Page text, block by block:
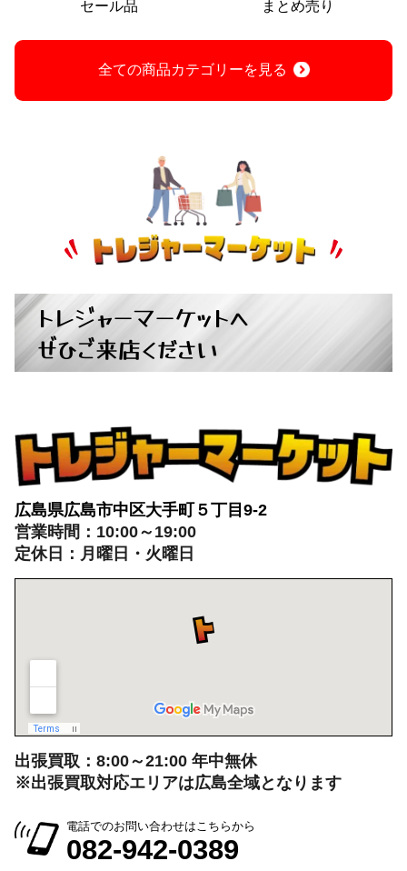
セール品 まとめ売り
全ての商品カテゴリーを見る
トレジャーマーケットへ
ぜひご来店ください
広島県広島市中区大手町５丁目9-2
営業時間：10:00～19:00
定休日：月曜日・火曜日
出張買取：8:00～21:00 年中無休
※出張買取対応エリアは広島全域となります
電話でのお問い合わせはこちらから
082-942-0389